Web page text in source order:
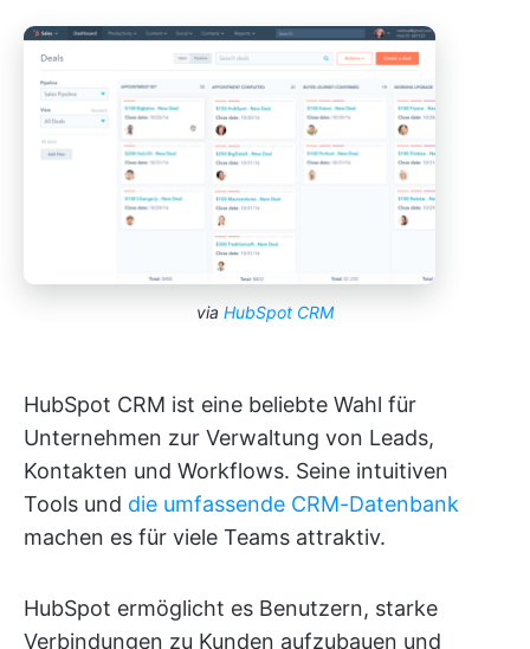
via HubSpot CRM
HubSpot CRM ist eine beliebte Wahl für
Unternehmen zur Verwaltung von Leads,
Kontakten und Workflows. Seine intuitiven
Tools und die umfassende CRM-Datenbank
machen es für viele Teams attraktiv.
HubSpot ermöglicht es Benutzern, starke
Verbindungen zu Kunden aufzubauen und